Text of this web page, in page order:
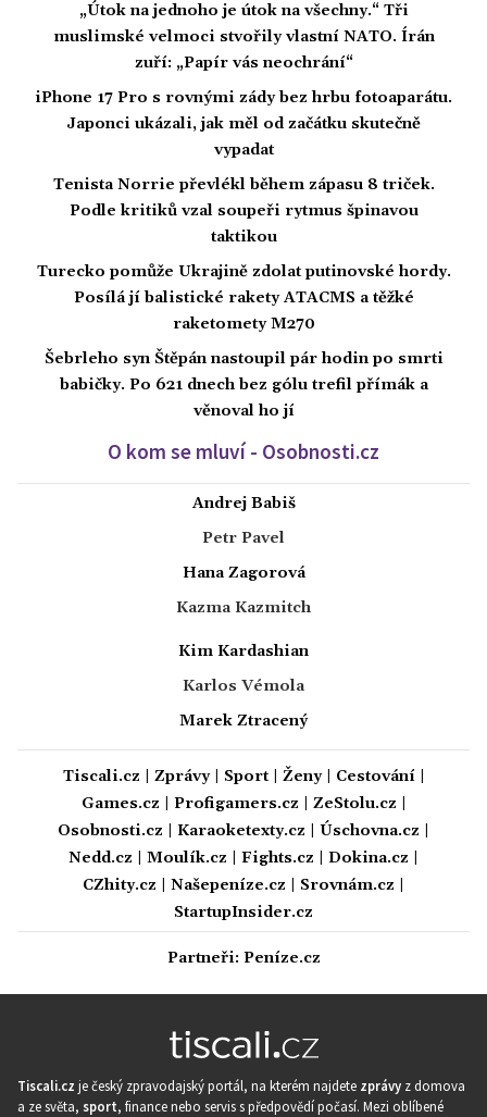
„Útok na jednoho je útok na všechny.“ Tři
muslimské velmoci stvořily vlastní NATO. Írán
zuří: „Papír vás neochrání“
iPhone 17 Pro s rovnými zády bez hrbu fotoaparátu.
Japonci ukázali, jak měl od začátku skutečně
vypadat
Tenista Norrie převlékl během zápasu 8 triček.
Podle kritiků vzal soupeři rytmus špinavou
taktikou
Turecko pomůže Ukrajině zdolat putinovské hordy.
Posílá jí balistické rakety ATACMS a těžké
raketomety M270
Šebrleho syn Štěpán nastoupil pár hodin po smrti
babičky. Po 621 dnech bez gólu trefil přímák a
věnoval ho jí
O kom se mluví - Osobnosti.cz
Andrej Babiš
Petr Pavel
Hana Zagorová
Kazma Kazmitch
Kim Kardashian
Karlos Vémola
Marek Ztracený
Tiscali.cz Zprávy| Sport| Ženy| Cestování|
Games.cz
Profigamers.cz ZeStolu.cz
Osobnosti.cz
Karaoketexty.cz Úschovna.cz
Nedd.cz
Moulík.cz Fights.cz Dokina.cz
CZhity.cz
Našepeníze.cz Srovnám.cz
StartupInsider.cz
Partneři: Peníze.cz
Tiscali.cz je český zpravodajský portál, na kterém najdete zprávy z domova
a ze světa, sport, finance nebo servis s předpovědí počasí. Mezi oblíbené